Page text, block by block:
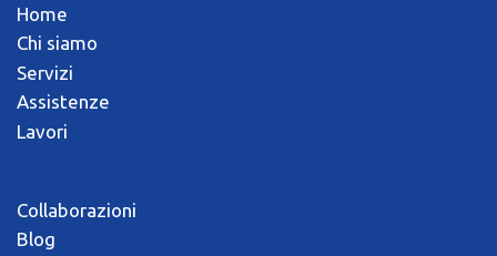
Home
Chi siamo
Servizi
Assistenze
Lavori
Collaborazioni
Blog